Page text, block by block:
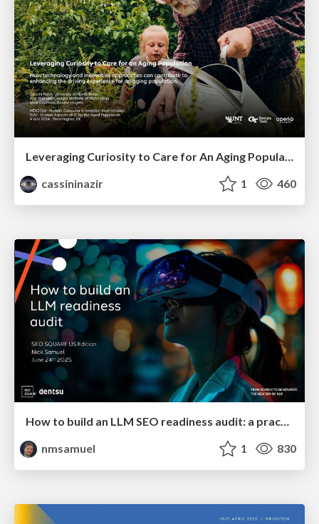
Leveraging Curiosity to Care for An Aging Population
cassininazir
1 460
How to build an LLM SEO readiness audit: a practical framework
nmsamuel
1 830